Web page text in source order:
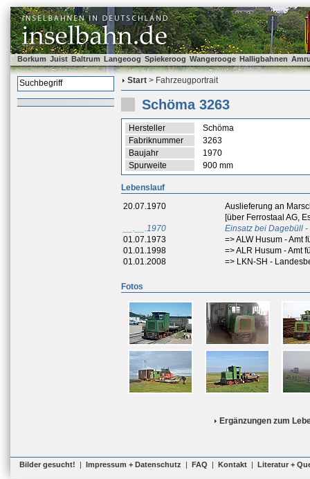
Borkum Juist Baltrum Langeoog Spiekeroog Wangerooge Halligbahnen
Start > Fahrzeugportrait
Schöma 3263
Hersteller
Schöma
Fabriknummer
3263
Baujahr
1970
Spurweite
900 mm
Lebenslauf
20.07.1970
Auslieferung an
[über Ferrostaal AG,
__.__.1970
Einsatz bei Dagebüll
01.07.1973
=> ALW Husum - Amt
01.01.1998
=> ALR Husum - Amt
01.01.2008
=> LKN-SH -
Fotos
Ergänzungen zum
Bilder gesucht! | Impressum + Datenschutz | FAQ | Kontakt | Literatur +